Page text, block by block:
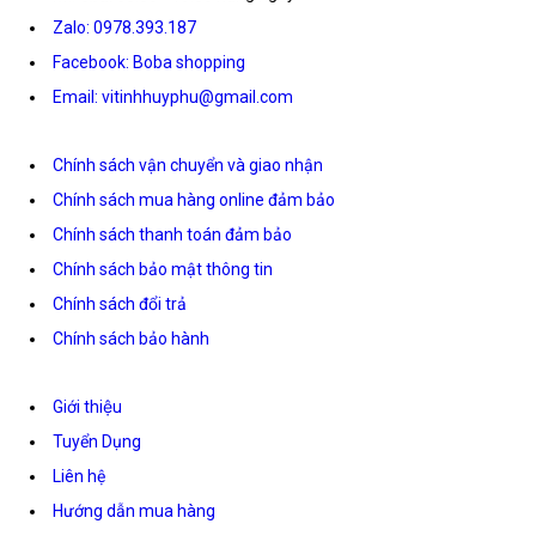
Zalo: 0978.393.187
Facebook: Boba shopping
Email: vitinhhuyphu@gmail.com
Chính sách vận chuyển và giao nhận
Chính sách mua hàng online đảm bảo
Chính sách thanh toán đảm bảo
Chính sách bảo mật thông tin
Chính sách đổi trả
Chính sách bảo hành
Giới thiệu
Tuyển Dụng
Liên hệ
Hướng dẫn mua hàng